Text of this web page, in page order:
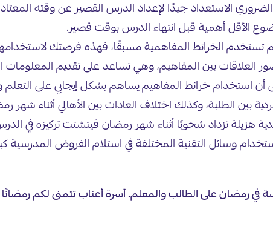
إلى ٣٥ دقيقة، لذلك من الضروري الاستعداد جيدًا لإعداد الدرس القصير
الأقل أهمية قبل انتهاء الدرس بوقت قصير.
تستخدم الخرائط المفاهمية مسبقًا، فهذه فرصتك
بين المفاهيم، وهي تساعد على تقديم المعلومات
أن استخدام خرائط المفاهيم يساهم بشكل إيجابي على
بين الطلبة، وكذلك اختلاف العادات بين الأهالي أثناء
هزيلة تزداد شحوبًا أثناء شهر رمضان فيتشتت تركيزه في
وسائل التقنية المختلفة في استلام الفروض
في رمضان على الطالب والمعلم. أسرة أعناب تتمنى لكم